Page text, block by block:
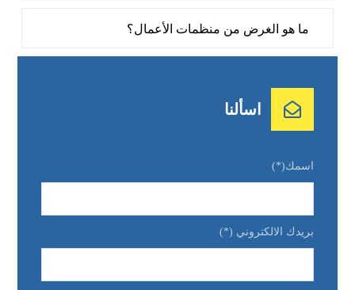
ما هو الغرض من منظمات الأعمال؟
اسألنا
اسمك(*)
بريدك الالكتروني (*)